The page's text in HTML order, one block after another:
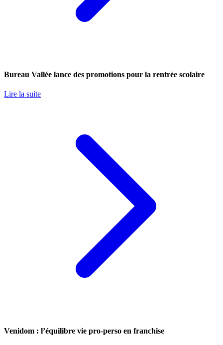
Bureau Vallée lance des promotions pour la rentrée scolaire
Lire la suite
Venidom : l’équilibre vie pro-perso en franchise